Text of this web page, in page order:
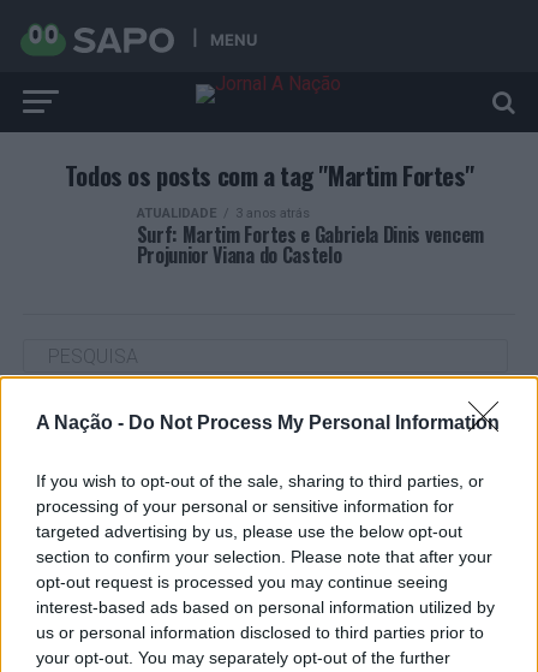
A Nação - Do Not Process My Personal Information
If you wish to opt-out of the sale, sharing to third parties, or
processing of your personal or sensitive information for
targeted advertising by us, please use the below opt-out
section to confirm your selection. Please note that after your
opt-out request is processed you may continue seeing
interest-based ads based on personal information utilized by
us or personal information disclosed to third parties prior to
your opt-out. You may separately opt-out of the further
MENU
Todos os posts com a tag "Martim Fortes"
ATUALIDADE 3 anos atrás
Surf: Martim Fortes e Gabriela Dinis vencem
Projunior Viana do Castelo
ARTIGOS RECENTES
com vitória do francês Luca Van Assche
Castelo Branco: “Bienal Internacional de Artes e Ofícios”
promete afirmar artesanato, património e inovação como
“motores de desenvolvimento económico e cultural” do
município português